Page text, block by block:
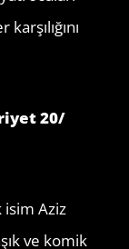
20/
isim Aziz
ve komik